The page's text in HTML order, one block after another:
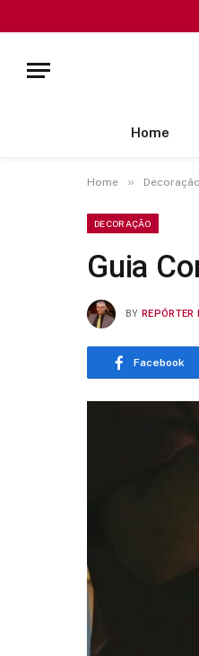
Home
Home » Decoração
DECORAÇÃO
Guia
BY REPÓRTER
Facebook